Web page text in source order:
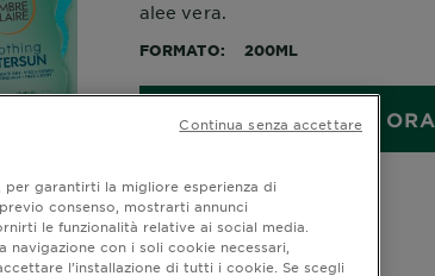
SLIDE 1SLIDE 2
alee vera.
FORMATO 200ML
ACQUISTA ORA
Dove acquistare
garantirti la migliore esperienza di
consenso, mostrarti annunci
le funzionalità relative ai social media.
con i soli cookie necessari,
l’installazione di tutti i cookie. Se scegli
Continua senza accettare